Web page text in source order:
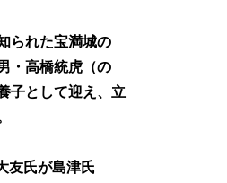
れた宝満城の
高橋統虎（の
として迎え、立
友氏が島津氏